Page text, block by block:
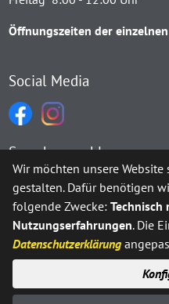
Öffnungszeiten der
Social Media
Sprachauswahl
Möchten Sie vonGoogle
Wir möchten unsere
gestalten. Dafür benötigen
folgende Zwecke:
Nutzungserfahrungen. Die
Datenschutzerklärung